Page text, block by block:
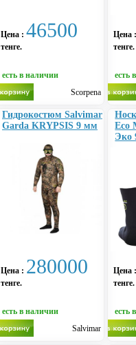
Цена : 46500
тенге.
есть в наличии
Scorpena
Цена
тенге.
есть
Гидрокостюм Salvimar
Garda KRYPSIS 9 мм
Цена : 280000
тенге.
есть в наличии
Salvimar
Eco
Эко
Цена
тенге.
есть